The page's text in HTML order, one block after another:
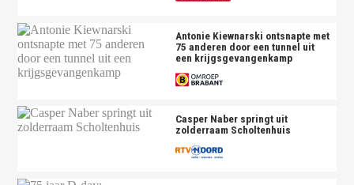
Antonie Kiewnarski ontsnapte met
75 anderen door een tunnel uit
een krijgsgevangenkamp
Casper Naber springt uit
zolderraam Scholtenhuis